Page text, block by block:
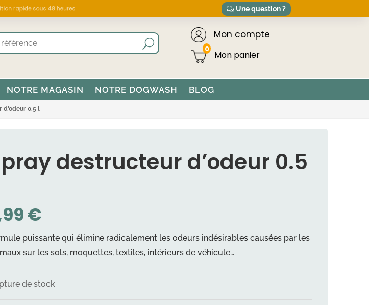
rapide sous 48 heures Une question ?
Mon compte
0
NOTRE MAGASIN NOTRE DOGWASH BLOG
0.5 l
destructeur d’odeur 0.5
€
puissante qui élimine radicalement les odeurs indésirables causées par les
sur les sols, moquettes, textiles, intérieurs de véhicule…
de stock